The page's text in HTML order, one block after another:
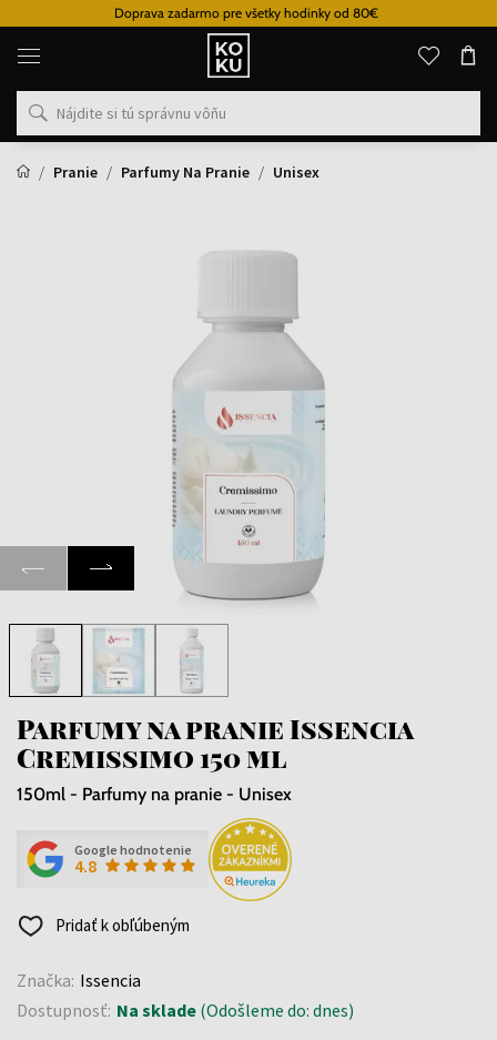
Doprava zadarmo pre všetky hodinky od 80€
Originálne
parfémy
hodinky
na
mieste
Pranie
Parfumy Na Pranie Unisex
Parfumy na pranie Issencia
Cremissimo 150 ml
150ml - Parfumy na pranie - Unisex
Google hodnotenie
4.8
Pridať k obľúbeným
Značka: Issencia
Dostupnosť: Na sklade (Odošleme do: dnes)